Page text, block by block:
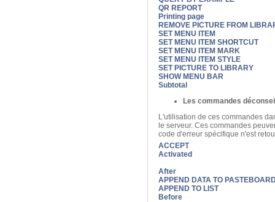
QR REPORT
Printing page
REMOVE PICTURE FROM
SET MENU ITEM
SET MENU ITEM SHORTCUT
SET MENU ITEM MARK
SET MENU ITEM STYLE
SET PICTURE TO LIBRARY
SHOW MENU BAR
Subtotal
Les commandes
L'utilisation de ces commandes
le serveur. Ces commandes
code d'erreur spécifique n'est
ACCEPT
Activated
After
APPEND DATA TO
APPEND TO LIST
Before